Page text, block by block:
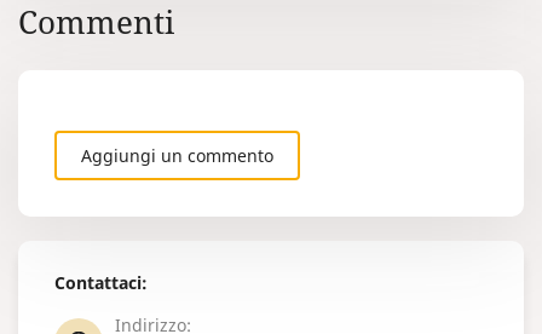
Contattaci:
Indirizzo:
Commenti
Aggiungi un commento